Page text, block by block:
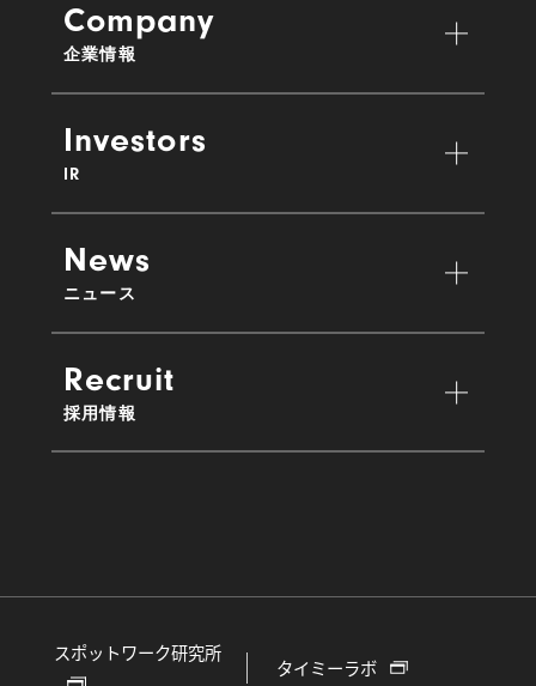
Company
企業情報
Investors
IR
News
ニュース
Recruit
採用情報
スポットワーク研究所
タイミーラボ